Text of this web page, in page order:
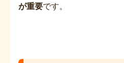
が重要です。